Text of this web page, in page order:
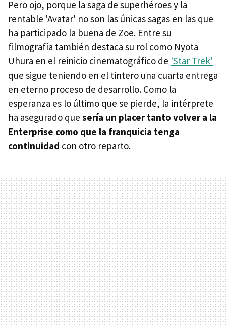
Pero ojo, porque la saga de superhéroes y la
rentable 'Avatar' no son las únicas sagas en las que
ha participado la buena de Zoe. Entre su
filmografía también destaca su rol como Nyota
Uhura en el reinicio cinematográfico de 'Star Trek'
que sigue teniendo en el tintero una cuarta entrega
en eterno proceso de desarrollo. Como la
esperanza es lo último que se pierde, la intérprete
ha asegurado que sería un placer tanto volver a la
Enterprise como que la franquicia tenga
continuidad con otro reparto.